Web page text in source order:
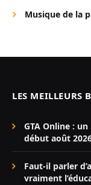
Musique de la
LES MEILLEURS
GTA Online :
début août
Faut-il parler
vraiment